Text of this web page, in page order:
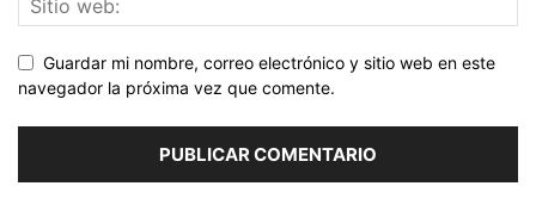
Guardar mi nombre, correo electrónico y sitio web en este
navegador la próxima vez que comente.